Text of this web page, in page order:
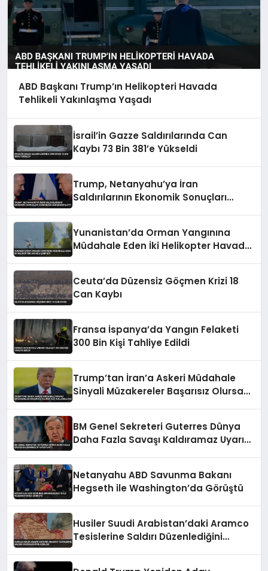
ABD Başkanı Trump’ın Helikopteri Havada
Tehlikeli Yakınlaşma Yaşadı
İsrail’in Gazze Saldırılarında Can
Kaybı 73 Bin 381’e Yükseldi
Trump, Netanyahu’ya İran
Saldırılarının Ekonomik Sonuçları
Yunanistan’da Orman Yangınına
Müdahale Eden İki Helikopter Havada
Ceuta’da Düzensiz Göçmen Krizi 18
Can Kaybı
Fransa İspanya’da Yangın Felaketi
300 Bin Kişi Tahliye Edildi
Trump’tan İran’a Askeri Müdahale
Sinyali Müzakereler Başarısız Olursa
BM Genel Sekreteri Guterres Dünya
Daha Fazla Savaşı Kaldıramaz Uyarısı
Netanyahu ABD Savunma Bakanı
Hegseth ile Washington’da Görüştü
Husiler Suudi Arabistan’daki Aramco
Tesislerine Saldırı Düzenlediğini